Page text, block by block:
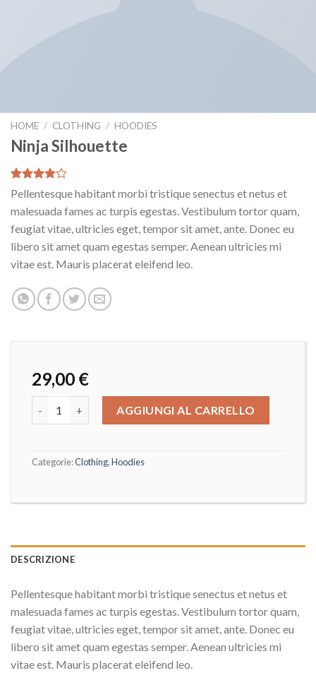
HOME / CLOTHING / HOODIES
Ninja Silhouette
Valutato
4.00su
5 su
base di
5
recensioni
Pellentesque habitant morbi tristique senectus et netus et
malesuada fames ac turpis egestas. Vestibulum tortor quam,
feugiat vitae, ultricies eget, tempor sit amet, ante. Donec eu
libero sit amet quam egestas semper. Aenean ultricies mi
vitae est. Mauris placerat eleifend leo.
29,00 €
AGGIUNGI AL CARRELLO
Categorie:Clothing,Hoodies
DESCRIZIONE
Pellentesque habitant morbi tristique senectus et netus et
malesuada fames ac turpis egestas. Vestibulum tortor quam,
feugiat vitae, ultricies eget, tempor sit amet, ante. Donec eu
libero sit amet quam egestas semper. Aenean ultricies mi
vitae est. Mauris placerat eleifend leo.